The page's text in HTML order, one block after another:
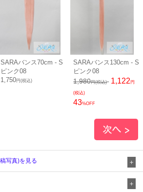
SARAバンス70cm - S
ピンク08
1,750円(税込)
SARAバンス130cm - S
ピンク08
1,980円(税込) 1,122 円
(税込)
43%OFF
写真)を見る